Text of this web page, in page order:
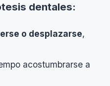
dentales:
o desplazarse,
acostumbrarse a